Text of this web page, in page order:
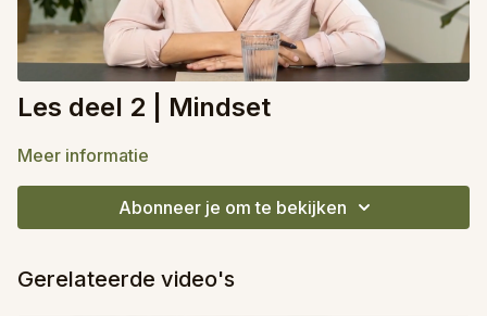
Les deel 2 | Mindset
Meer informatie
Abonneer je om te bekijken
Gerelateerde video's